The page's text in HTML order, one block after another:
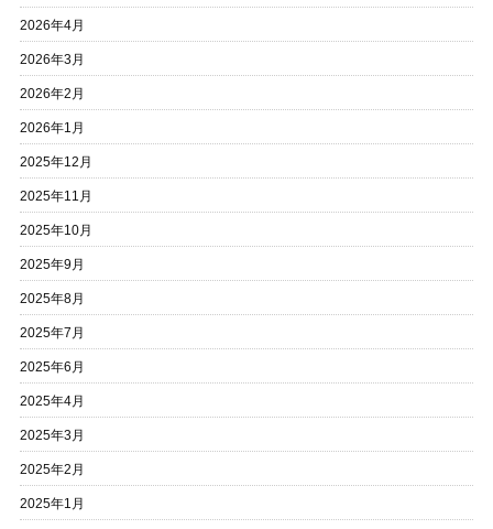
2026年4月
2026年3月
2026年2月
2026年1月
2025年12月
2025年11月
2025年10月
2025年9月
2025年8月
2025年7月
2025年6月
2025年4月
2025年3月
2025年2月
2025年1月